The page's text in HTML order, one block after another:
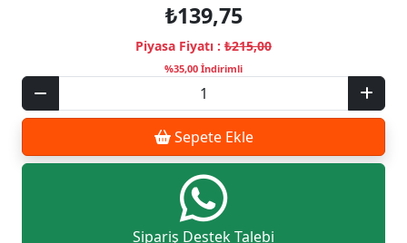
₺139,75
Piyasa Fiyatı : ₺215,00
%35,00 İndirimli
Sepete Ekle
Sipariş Destek Talebi